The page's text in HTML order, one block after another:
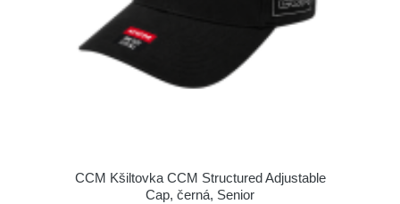
CCM Kšiltovka CCM Structured Adjustable
Cap, černá, Senior